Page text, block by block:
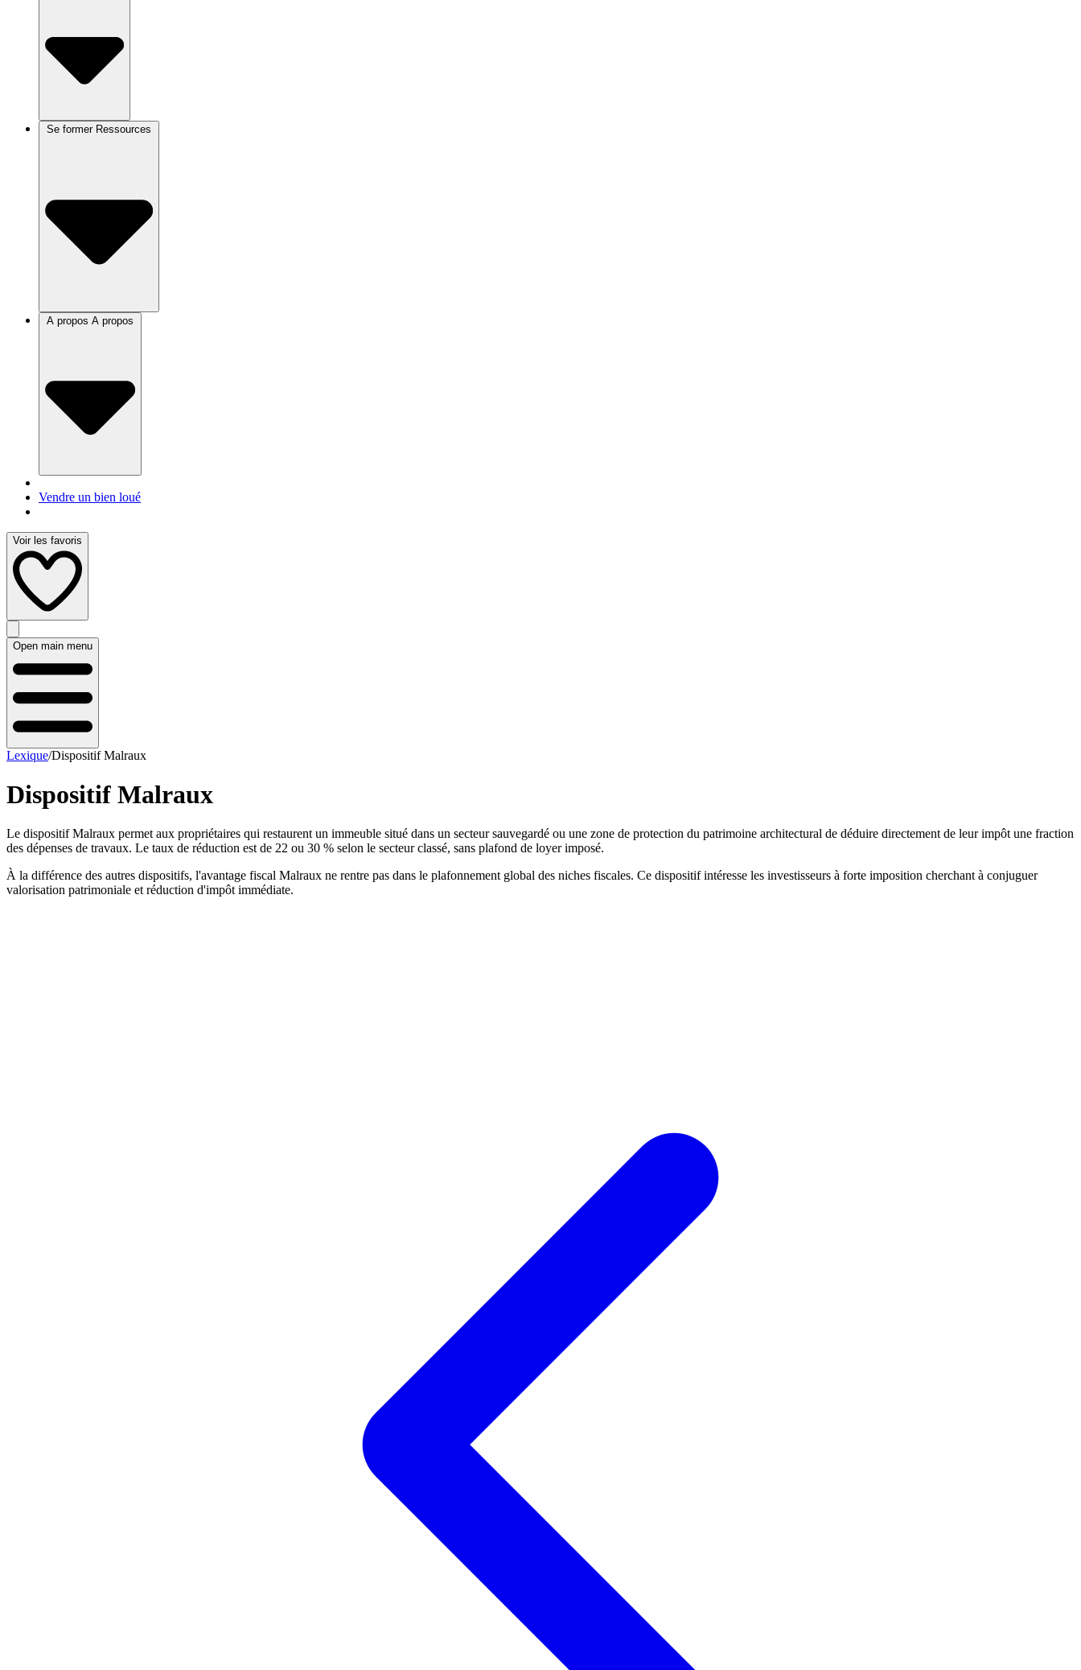
Se former
A propos
Vendre un bien loué
Voir les favoris
Open main menu
Lexique/Dispositif Malraux
Dispositif Malraux
Le dispositif Malraux permet aux propriétaires qui restaurent un immeuble situé dans un secteur sauvegardé ou une zone de protection du patrimoine architectural de déduire directement de leur impôt une fraction
des dépenses de travaux. Le taux de réduction est de 22 ou 30 % selon le secteur classé, sans plafond de loyer imposé.
À la différence des autres dispositifs, l'avantage fiscal Malraux ne rentre pas dans le plafonnement global des niches fiscales. Ce dispositif intéresse les investisseurs à forte imposition cherchant à conjuguer
valorisation patrimoniale et réduction d'impôt immédiate.